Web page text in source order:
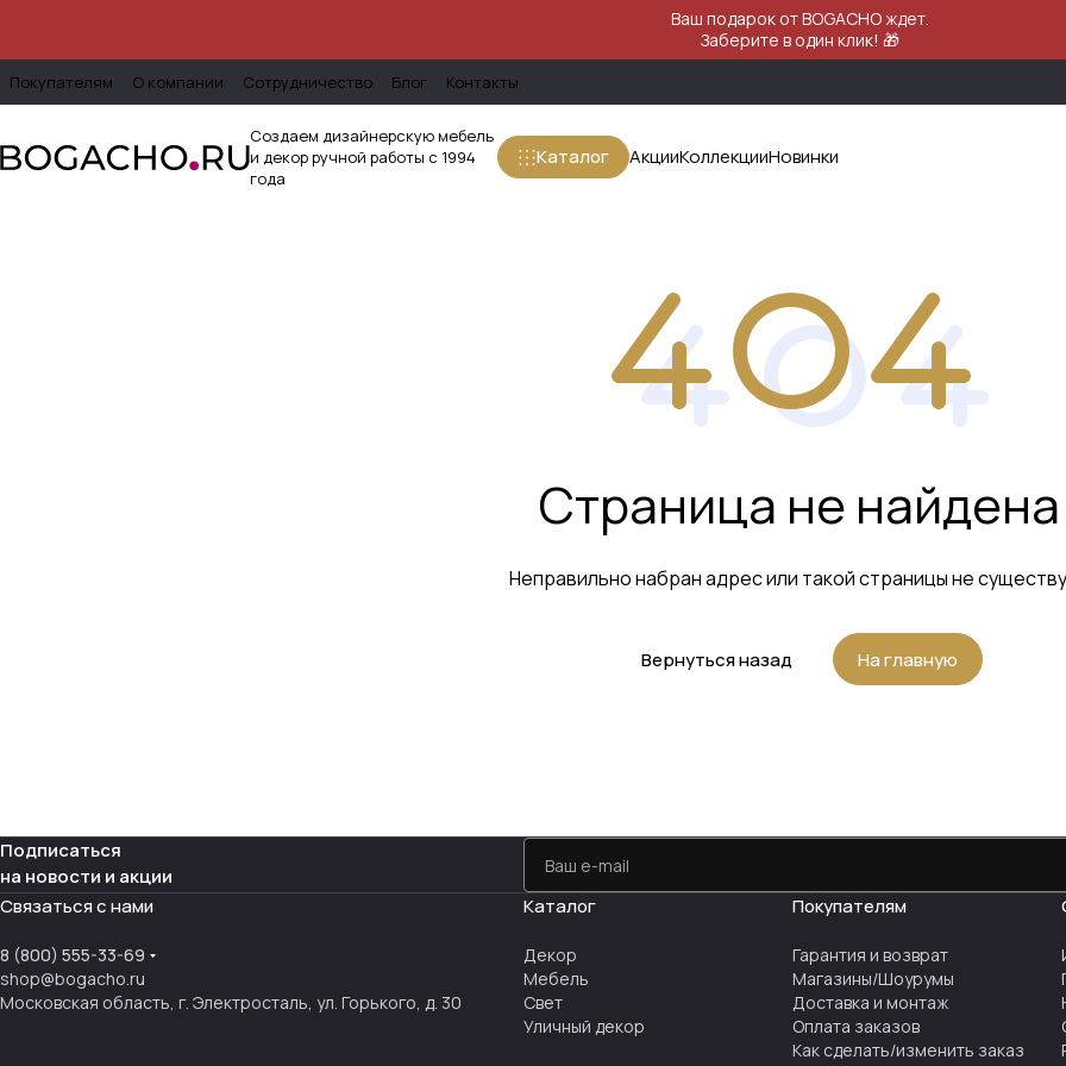
Ваш подарок от BOGACHO ждет.
Заберите в один клик! 🎁
Покупателям О компании Сотрудничество Блог Контакты
Создаем дизайнерскую мебель
и декор ручной работы с 1994
года
Каталог АкцииКоллекцииНовинки
Страница не найдена
Неправильно набран адрес или такой страницы не
Вернуться назад На главную
Подписаться
на новости и акции
Связаться с нами
8 (800) 555-33-69
shop@bogacho.ru
Московская область, г. Электросталь, ул. Горького, д. 30
Каталог
Декор
Мебель
Свет
Уличный декор
Покупателям
Гарантия и возврат
Магазины/Шоурумы
Доставка и монтаж
Оплата заказов
Как сделать/изменить заказ